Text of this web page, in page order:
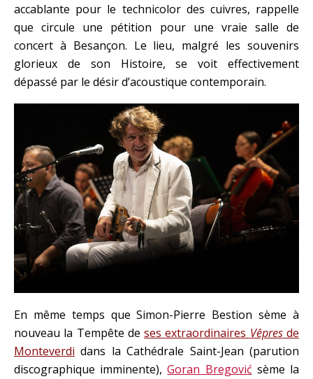
accablante pour le technicolor des cuivres, rappelle
que circule une pétition pour une vraie salle de
concert à Besançon. Le lieu, malgré les souvenirs
glorieux de son Histoire, se voit effectivement
dépassé par le désir d’acoustique contemporain.
En même temps que Simon-Pierre Bestion sème à
nouveau la Tempête deses extraordinaires Vêpresde
Monteverdi dans la Cathédrale Saint-Jean (parution
discographique imminente),Goran Bregović sème la